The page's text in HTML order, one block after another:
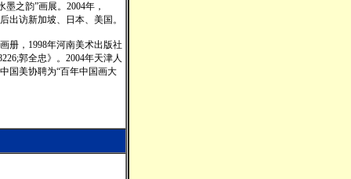
之韵”画展。2004年，
出访新加坡、日本、美国。
册，1998年河南美术出版社
郭全忠》。2004年天津人
国美协聘为“百年中国画大